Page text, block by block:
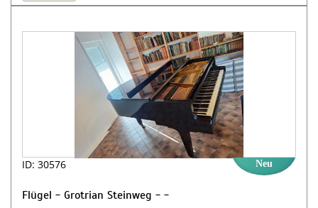
ID: 30576 Neu
Flügel - Grotrian Steinweg - -